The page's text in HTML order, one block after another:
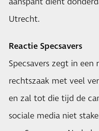
Utrecht.
Reactie Specsavers
Specsavers zegt in
rechtszaak met veel
en zal tot die tijd de
sociale media niet